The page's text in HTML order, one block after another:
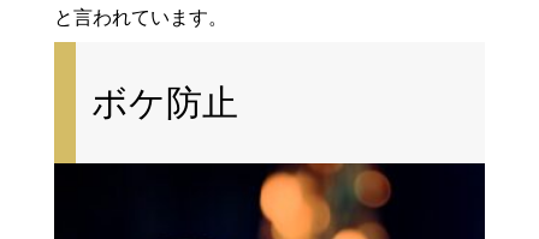
と言われています。
ボケ防止